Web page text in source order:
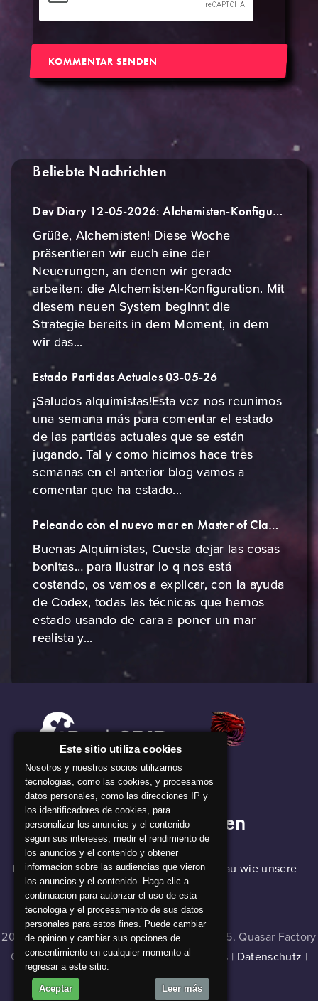
KOMMENTAR SENDEN
Beliebte Nachrichten
Dev Diary 12-05-2026: Alchemisten-Konfiguration
Grüße, Alchemisten! Diese Woche
präsentieren wir euch eine der
Neuerungen, an denen wir gerade
arbeiten: die Alchemisten-Konfiguration. Mit
diesem neuen System beginnt die
Strategie bereits in dem Moment, in dem
wir das...
Estado Partidas Actuales 03-05-26
¡Saludos alquimistas!Esta vez nos reunimos
una semana más para comentar el estado
de las partidas actuales que se están
jugando. Tal y como hicimos hace tres
semanas en el anterior blog vamos a
comentar que ha estado...
Peleando con el nuevo mar en Master of Cladia
Buenas Alquimistas, Cuesta dejar las cosas
bonitas… para ilustrar lo q nos está
costando, os vamos a explicar, con la ayuda
de Codex, todas las técnicas que hemos
estado usando de cara a poner un mar
realista y...
Unser Unternehmen
BackGRID-Software wirkt wie Magie, genau wie unsere
Alchemisten!
2024 © Master of Cladia v 1.0.0 , build 16335. Quasar Factory
Games. Alle Rechte vorbehalten |Cookies | Datenschutz |
Impressum
Este sitio utiliza cookies
Nosotros y nuestros socios utilizamos
tecnologias, como las cookies, y procesamos
datos personales, como las direcciones IP y
los identificadores de cookies, para
personalizar los anuncios y el contenido
segun sus intereses, medir el rendimiento de
los anuncios y el contenido y obtener
informacion sobre las audiencias que vieron
los anuncios y el contenido. Haga clic a
continuacion para autorizar el uso de esta
tecnologia y el procesamiento de sus datos
personales para estos fines. Puede cambiar
de opinion y cambiar sus opciones de
consentimiento en cualquier momento al
regresar a este sitio.
Aceptar Leer más